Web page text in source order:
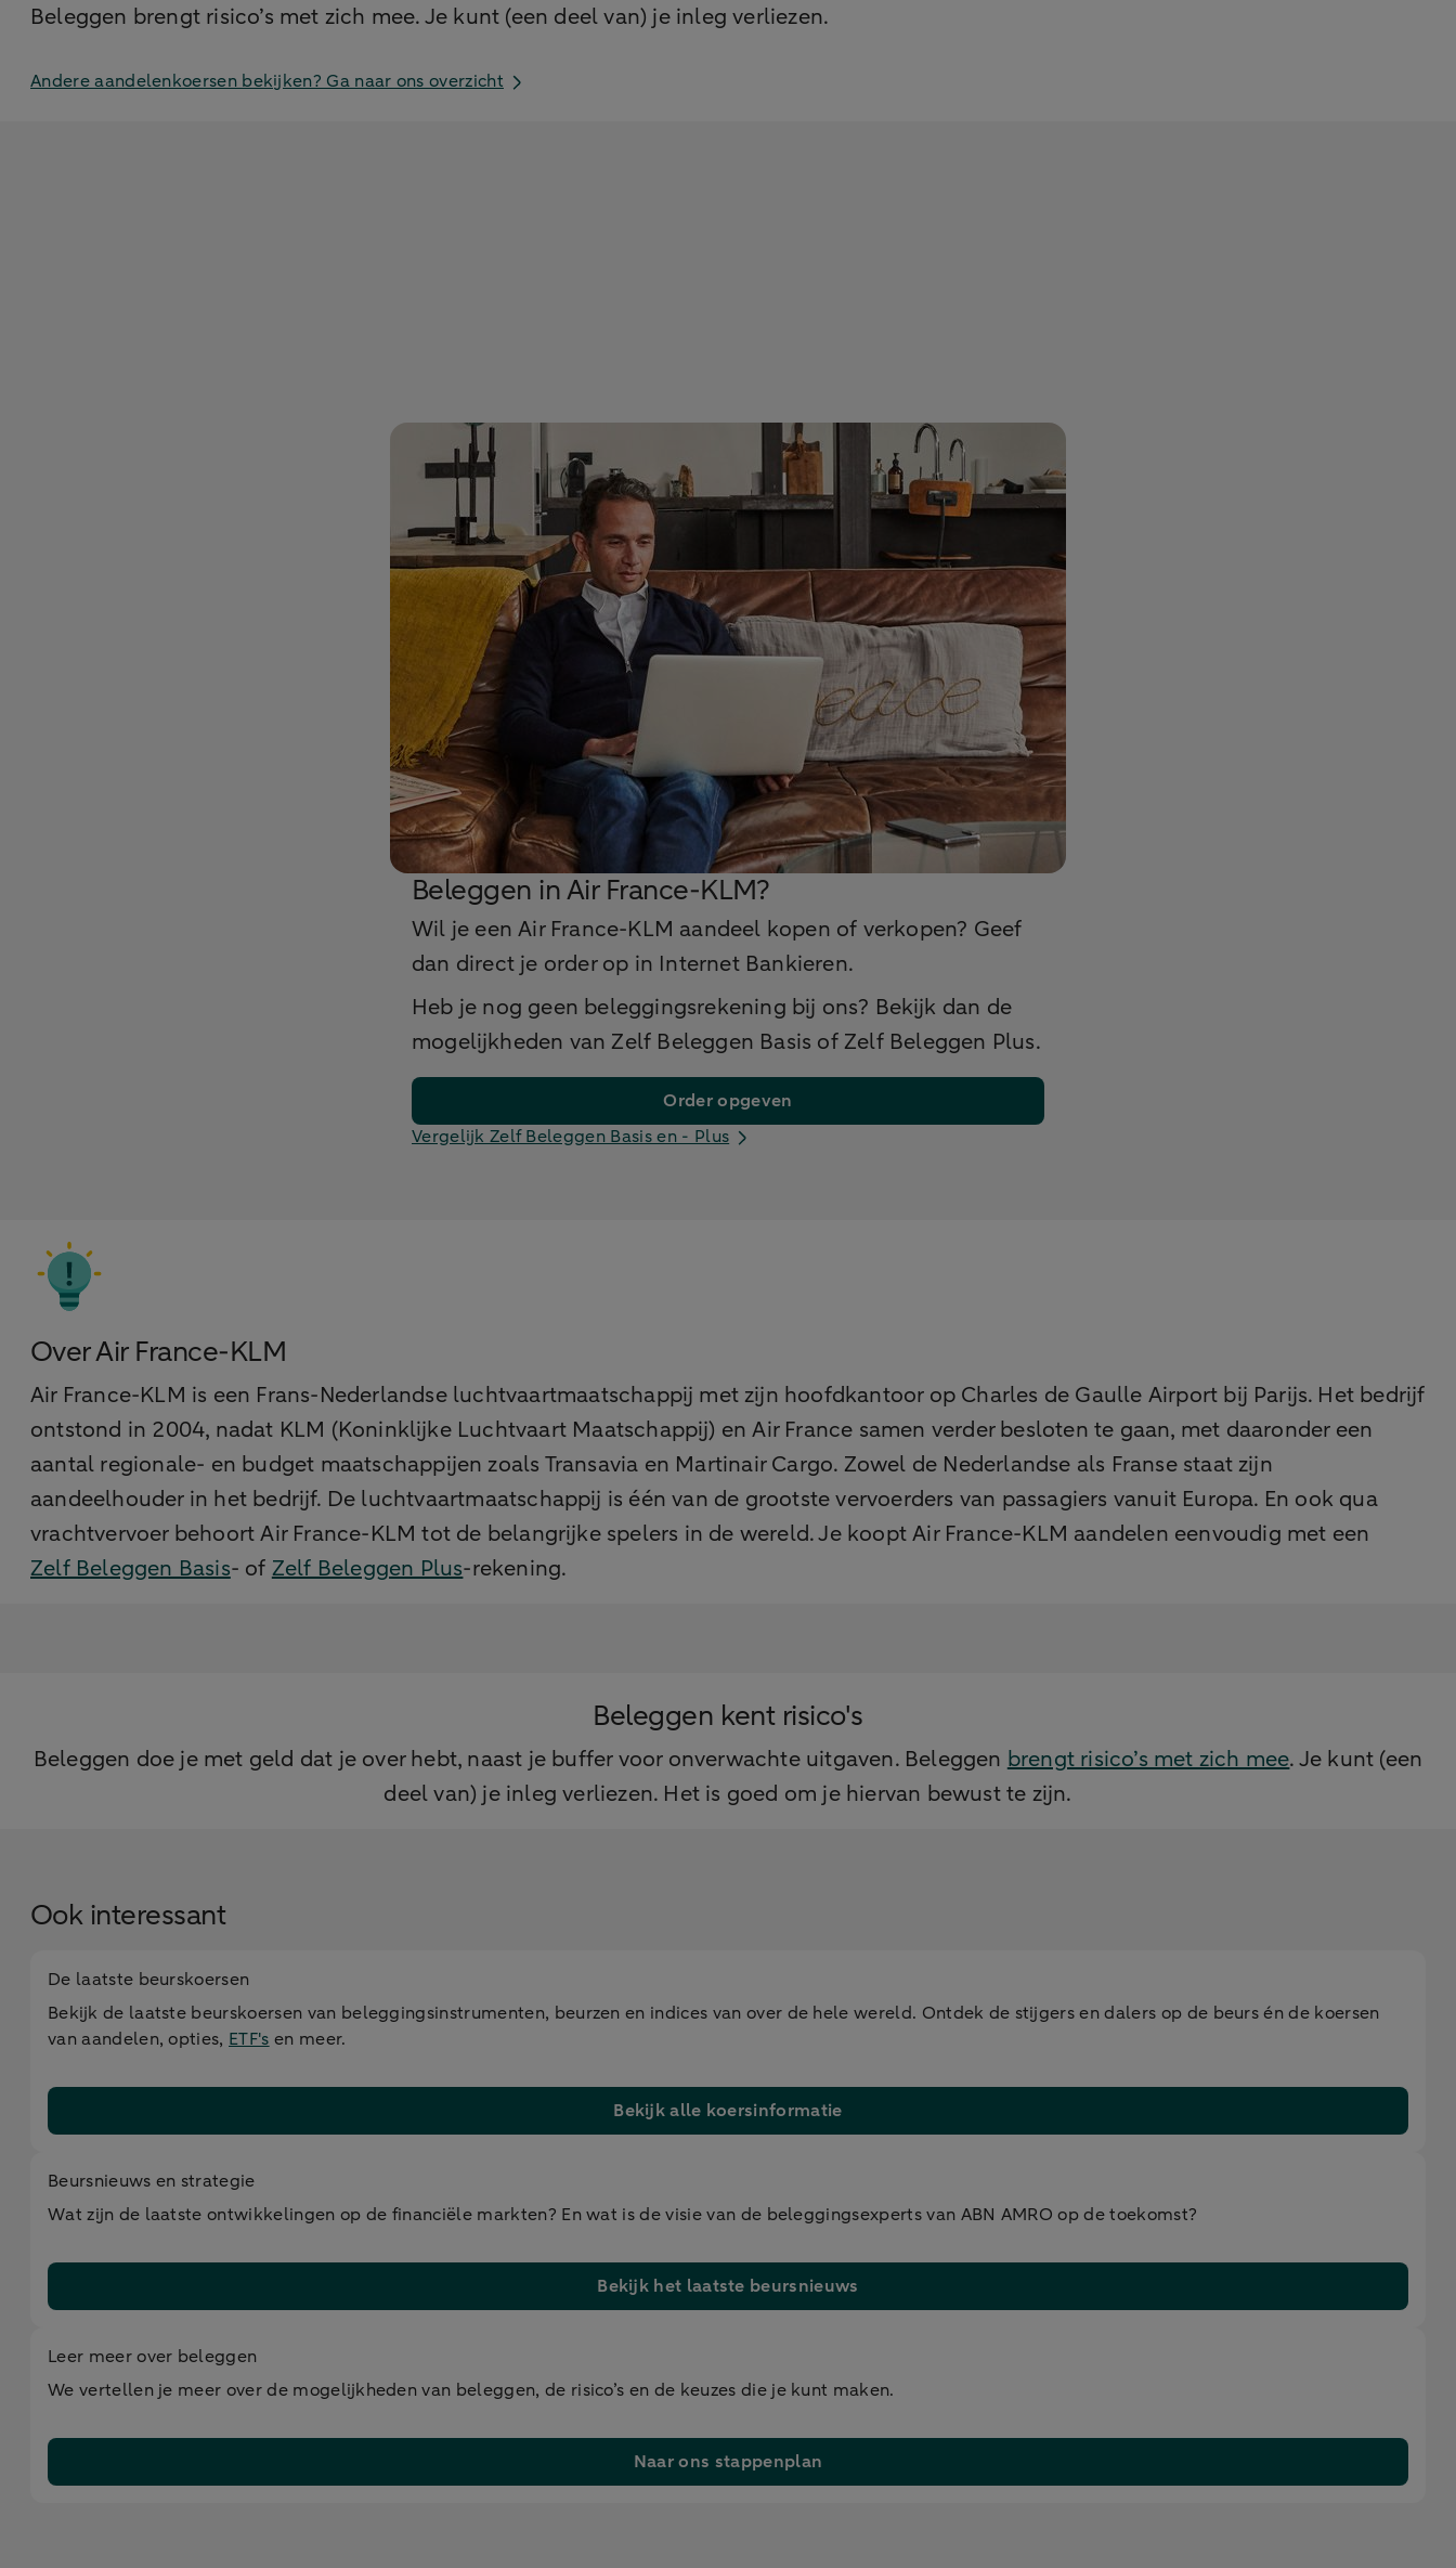
Beleggen brengt risico’s met zich mee. Je kunt (een deel van) je inleg verliezen.
Andere aandelenkoersen bekijken? Ga naar ons overzicht
Beleggen in Air France-KLM?
Wil je een Air France-KLM aandeel kopen of verkopen? Geef
dan direct je order op in Internet Bankieren.
Heb je nog geen beleggingsrekening bij ons? Bekijk dan de
mogelijkheden van Zelf Beleggen Basis of Zelf Beleggen Plus.
Order opgeven
Vergelijk Zelf Beleggen Basis en - Plus
Over Air France-KLM
Air France-KLM is een Frans-Nederlandse luchtvaartmaatschappij met zijn hoofdkantoor op Charles de Gaulle Airport bij Parijs. Het bedrijf
ontstond in 2004, nadat KLM (Koninklijke Luchtvaart Maatschappij) en Air France samen verder besloten te gaan, met daaronder een
aantal regionale- en budget maatschappijen zoals Transavia en Martinair Cargo. Zowel de Nederlandse als Franse staat zijn
aandeelhouder in het bedrijf. De luchtvaartmaatschappij is één van de grootste vervoerders van passagiers vanuit Europa. En ook qua
vrachtvervoer behoort Air France-KLM tot de belangrijke spelers in de wereld. Je koopt Air France-KLM aandelen eenvoudig met een
Zelf Beleggen Basis- of Zelf Beleggen Plus-rekening.
Beleggen kent risico's
Beleggen doe je met geld dat je over hebt, naast je buffer voor onverwachte uitgaven. Beleggen brengt risico’s met zich mee. Je kunt (een
deel van) je inleg verliezen. Het is goed om je hiervan bewust te zijn.
Ook interessant
De laatste beurskoersen
Bekijk de laatste beurskoersen van beleggingsinstrumenten, beurzen en indices van over de hele wereld. Ontdek de stijgers en dalers op de beurs én de koersen
van aandelen, opties, ETF's en meer.
Bekijk alle koersinformatie
Beursnieuws en strategie
Wat zijn de laatste ontwikkelingen op de financiële markten? En wat is de visie van de beleggingsexperts van ABN AMRO op de toekomst?
Bekijk het laatste beursnieuws
Leer meer over beleggen
We vertellen je meer over de mogelijkheden van beleggen, de risico’s en de keuzes die je kunt maken.
Naar ons stappenplan